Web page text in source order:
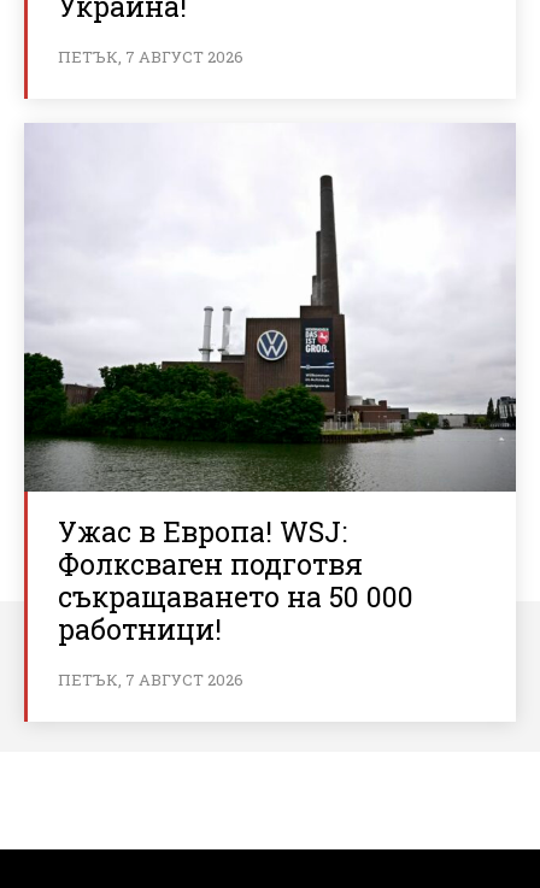
ПЕТЪК, 7 АВГУСТ 2026
Ужас в Европа! WSJ:
Фолксваген подготвя
съкращаването на 50 000
работници!
ПЕТЪК, 7 АВГУСТ 2026